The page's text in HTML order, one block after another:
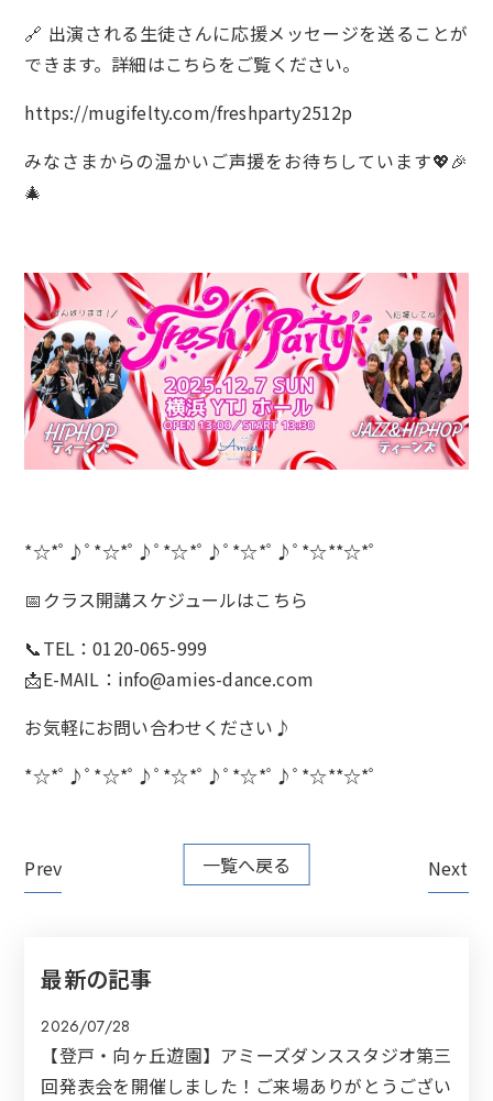
🔗 出演される生徒さんに応援メッセージを送ることが
できます。詳細はこちらをご覧ください。
https://mugifelty.com/freshparty2512p
みなさまからの温かいご声援をお待ちしています💖🎉
🎄
*☆*ﾟ♪ﾟ*☆*ﾟ♪ﾟ*☆*ﾟ♪ﾟ*☆*ﾟ♪ﾟ*☆**☆*ﾟ
📅クラス開講スケジュールはこちら
📞TEL：0120-065-999
📩E-MAIL： info@amies-dance.com
お気軽にお問い合わせください♪
*☆*ﾟ♪ﾟ*☆*ﾟ♪ﾟ*☆*ﾟ♪ﾟ*☆*ﾟ♪ﾟ*☆**☆*ﾟ
Prev 一覧へ戻る Next
最新の記事
2026/07/28
【登戸・向ヶ丘遊園】アミーズダンススタジオ第三
回発表会を開催しました！ご来場ありがとうござい